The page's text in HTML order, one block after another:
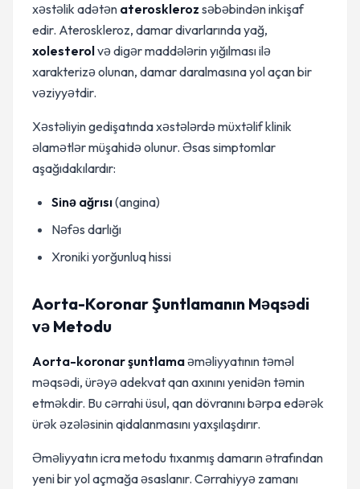
xəstəlik adətən ateroskleroz səbəbindən inkişaf
edir. Ateroskleroz, damar divarlarında yağ,
xolesterolvə digər maddələrin yığılması ilə
xarakterizə olunan, damar daralmasına yol açan bir
vəziyyətdir.
Xəstəliyin gedişatında xəstələrdə müxtəlif klinik
əlamətlər müşahidə olunur. Əsas simptomlar
aşağıdakılardır:
Sinə ağrısı(angina)
Nəfəs darlığı
Xroniki yorğunluq hissi
Aorta-Koronar Şuntlamanın Məqsədi
və Metodu
Aorta-koronar şuntlamaəməliyyatının təməl
məqsədi, ürəyə adekvat qan axınını yenidən təmin
etməkdir. Bu cərrahi üsul, qan dövranını bərpa edərək
ürək əzələsinin qidalanmasını yaxşılaşdırır.
Əməliyyatın icra metodu tıxanmış damarın ətrafından
yeni bir yol açmağa əsaslanır. Cərrahiyyə zamanı